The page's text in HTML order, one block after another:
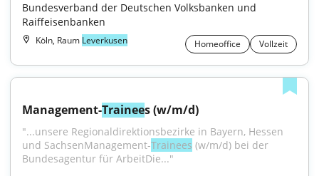
Bundesverband der Deutschen Volksbanken und
Raiffeisenbanken
Köln, Raum Leverkusen Homeoffice Vollzeit
Management-Trainees (w/m/d)
"...unsere Regionaldirektionsbezirke in Bayern, Hessen
und SachsenManagement-Trainees (w/m/d) bei der
Bundesagentur für ArbeitDie..."